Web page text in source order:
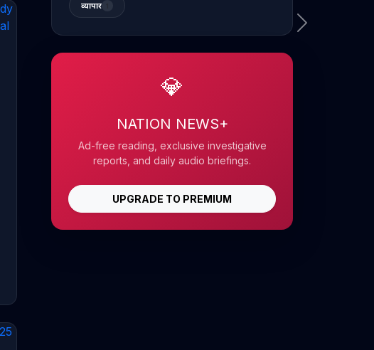
व्यापार
💎
NATION NEWS+
Ad-free reading, exclusive investigative
reports, and daily audio briefings.
UPGRADE TO PREMIUM